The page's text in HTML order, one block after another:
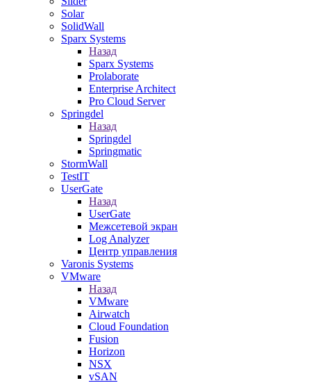
Solar
SolidWall
Sparx Systems
Назад
Sparx Systems
Prolaborate
Enterprise Architect
Pro Cloud Server
Springdel
Назад
Springdel
Springmatic
StormWall
TestIT
UserGate
Назад
UserGate
Межсетевой экран
Log Analyzer
Центр управления
Varonis Systems
VMware
Назад
VMware
Airwatch
Cloud Foundation
Fusion
Horizon
NSX
vSAN